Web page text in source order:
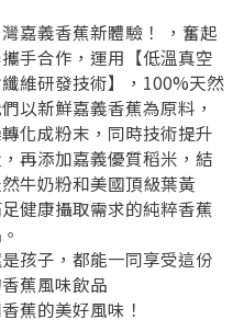
嘉義香蕉新體驗！ ，奮起
手合作，運用【低溫真空
維研發技術】，100%天然
以新鮮嘉義香蕉為原料，
化成粉末，同時技術提升
再添加嘉義優質稻米，結
牛奶粉和美國頂級葉黃
健康攝取需求的純粹香蕉
孩子，都能一同享受這份
蕉風味飲品
蕉的美好風味！